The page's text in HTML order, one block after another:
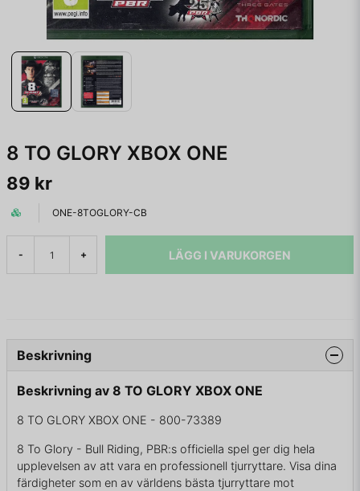
8 TO GLORY XBOX ONE
89 kr
ONE-8TOGLORY-CB
- + LÄGG I VARUKORGEN
Beskrivning
Beskrivning av 8 TO GLORY XBOX ONE
8 TO GLORY XBOX ONE - 800-73389
8 To Glory - Bull Riding, PBR:s officiella spel ger dig hela
upplevelsen av att vara en professionell tjurryttare. Visa dina
färdigheter som en av världens bästa tjurryttare mot